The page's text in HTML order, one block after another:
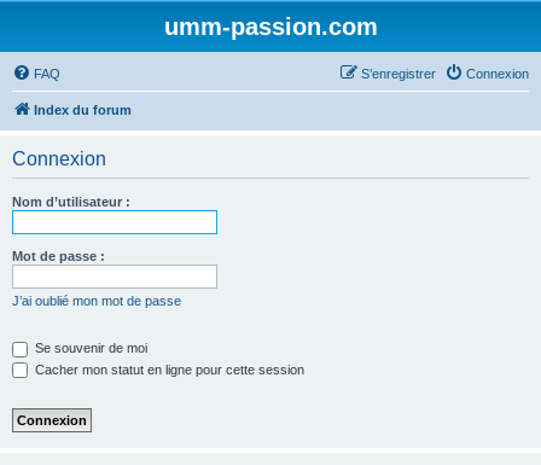
umm-passion.com
FAQ Connexion
S’enregistrer
Index du forum
Connexion
Nom d’utilisateur :
Mot de passe :
J’ai oublié mon mot de passe
Se souvenir de moi
Cacher mon statut en ligne pour cette session